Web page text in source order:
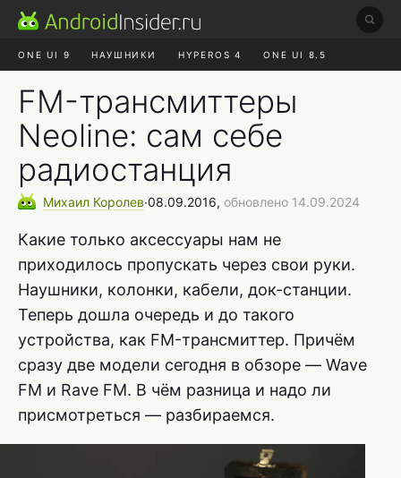
ONE UI 9 НАУШНИКИ HYPEROS 4 ONE UI 8.5
FM-трансмиттеры
Neoline: сам себе
радиостанция
Михаил Королев∙08.09.2016, обновлено 14.09.2024
Какие только аксессуары нам не
приходилось пропускать через свои руки.
Наушники, колонки, кабели, док-станции.
Теперь дошла очередь и до такого
устройства, как FM-трансмиттер. Причём
сразу две модели сегодня в обзоре — Wave
FM и Rave FM. В чём разница и надо ли
присмотреться — разбираемся.